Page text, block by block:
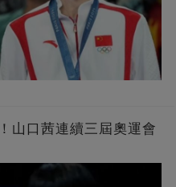
山口茜連續三屆奧運會